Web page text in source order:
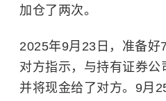
加仓了两次。
2025年9月23日，准备好
对方指示，与持有证券公
并将现金给了对方。9月